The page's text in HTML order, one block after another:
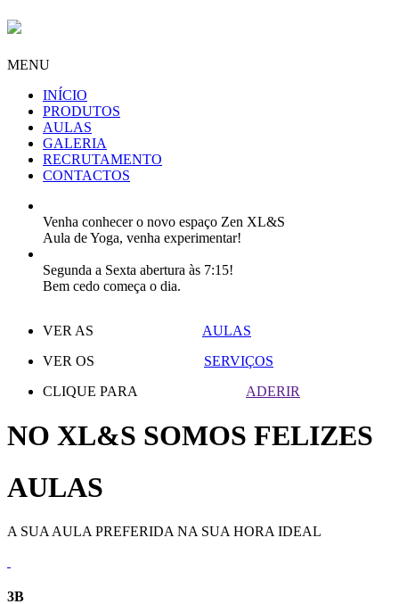
MENU
INÍCIO
PRODUTOS
AULAS
GALERIA
RECRUTAMENTO
CONTACTOS
Venha conhecer o novo espaço Zen XL&S
Aula de Yoga, venha experimentar!
Segunda a Sexta abertura às 7:15!
Bem cedo começa o dia.
VER AS
AULAS
VER OS
SERVIÇOS
CLIQUE PARA
ADERIR
NO XL&S SOMOS FELIZES
AULAS
A SUA AULA PREFERIDA NA SUA HORA IDEAL
3B